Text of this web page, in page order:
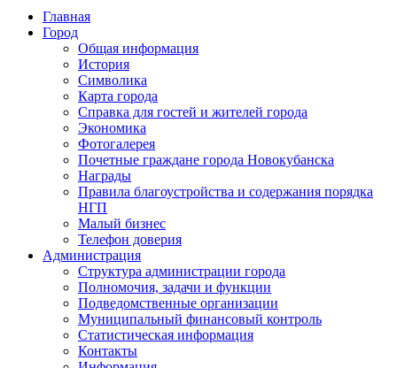
Главная
Город
Общая информация
История
Символика
Карта города
Справка для гостей и жителей города
Экономика
Фотогалерея
Почетные граждане города Новокубанска
Награды
Правила благоустройства и содержания порядка
НГП
Малый бизнес
Телефон доверия
Администрация
Структура администрации города
Полномочия, задачи и функции
Подведомственные организации
Муниципальный финансовый контроль
Статистическая информация
Контакты